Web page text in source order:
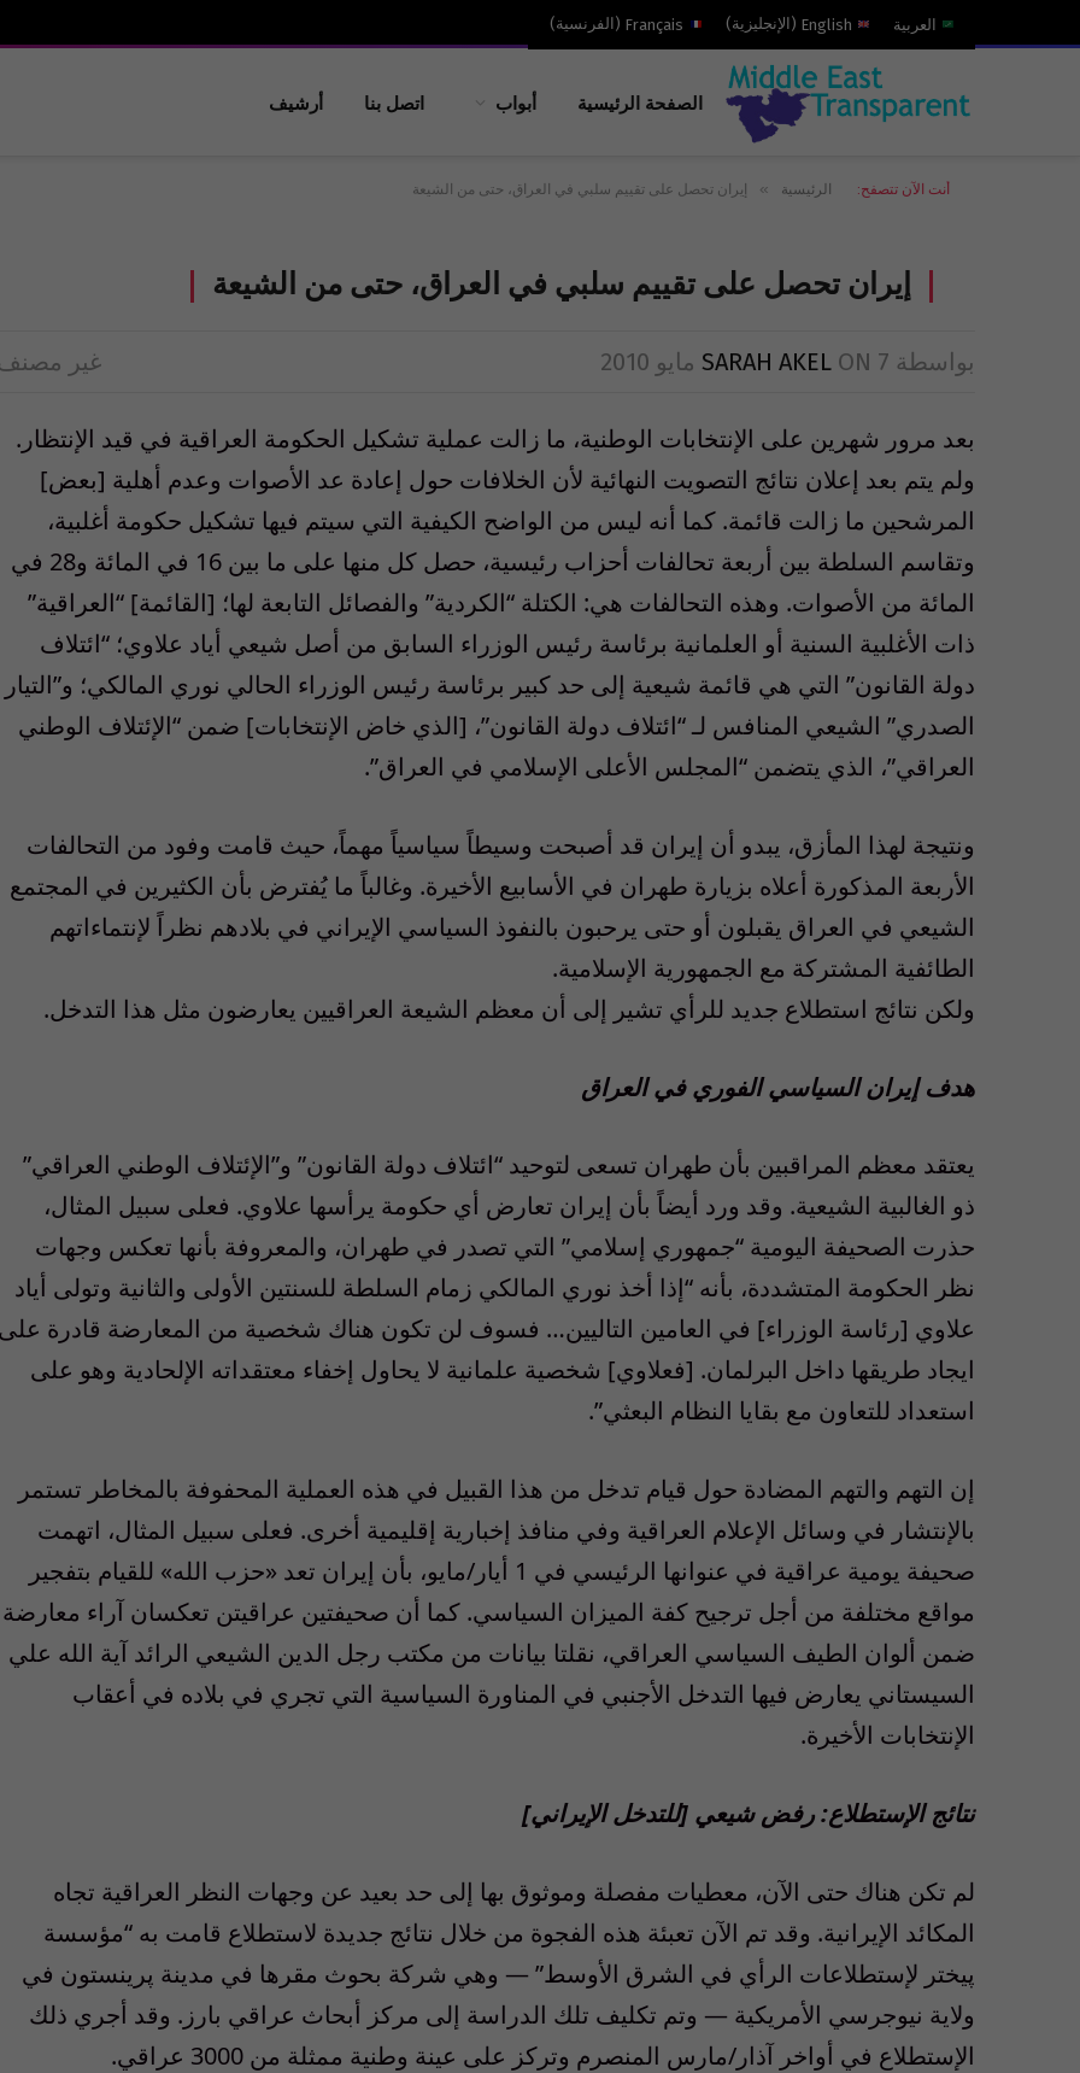
العربية English
( الإنجليزية)
Français
( الفرنسية)
الصفحة الرئيسية أبواب اتصل بنا أرشيف
أنت الآن تتصفح: الرئيسية » إيران تحصل على تقييم سلبي في العراق، حتى من الشيعة
إيران تحصل على تقييم سلبي في العراق، حتى من الشيعة
بواسطة SARAH AKEL ON 7 مايو 2010 غير
بعد مرور شهرين على الإنتخابات الوطنية، ما زالت عملية تشكيل الحكومة العراقية في قيد الإنتظار.
ولم يتم بعد إعلان نتائج التصويت النهائية لأن الخلافات حول إعادة عد الأصوات وعدم أهلية [بعض]
المرشحين ما زالت قائمة. كما أنه ليس من الواضح الكيفية التي سيتم فيها تشكيل حكومة أغلبية،
وتقاسم السلطة بين أربعة تحالفات أحزاب رئيسية، حصل كل منها على ما بين 16 في المائة و28 في
المائة من الأصوات. وهذه التحالفات هي: الكتلة “الكردية” والفصائل التابعة لها؛ [القائمة] “العراقية”
ذات الأغلبية السنية أو العلمانية برئاسة رئيس الوزراء السابق من أصل شيعي أياد علاوي؛ “ائتلاف
دولة القانون” التي هي قائمة شيعية إلى حد كبير برئاسة رئيس الوزراء الحالي نوري المالكي؛ و”التيار
الصدري” الشيعي المنافس لـ “ائتلاف دولة القانون”، [الذي خاض الإنتخابات] ضمن “الإئتلاف الوطني
العراقي”، الذي يتضمن “المجلس الأعلى الإسلامي في العراق”.
ونتيجة لهذا المأزق، يبدو أن إيران قد أصبحت وسيطاً سياسياً مهماً، حيث قامت وفود من التحالفات
الأربعة المذكورة أعلاه بزيارة طهران في الأسابيع الأخيرة. وغالباً ما يُفترض بأن الكثيرين في المجتمع
الشيعي في العراق يقبلون أو حتى يرحبون بالنفوذ السياسي الإيراني في بلادهم نظراً لإنتماءاتهم
الطائفية المشتركة مع الجمهورية الإسلامية.
ولكن نتائج استطلاع جديد للرأي تشير إلى أن معظم الشيعة العراقيين يعارضون مثل هذا التدخل.
هدف إيران السياسي الفوري في العراق
يعتقد معظم المراقبين بأن طهران تسعى لتوحيد “ائتلاف دولة القانون” و”الإئتلاف الوطني العراقي”
ذو الغالبية الشيعية. وقد ورد أيضاً بأن إيران تعارض أي حكومة يرأسها علاوي. فعلى سبيل المثال،
حذرت الصحيفة اليومية “جمهوري إسلامي” التي تصدر في طهران، والمعروفة بأنها تعكس وجهات
نظر الحكومة المتشددة، بأنه “إذا أخذ نوري المالكي زمام السلطة للسنتين الأولى والثانية وتولى أياد
علاوي [رئاسة الوزراء] في العامين التاليين… فسوف لن تكون هناك شخصية من المعارضة قادرة على
ايجاد طريقها داخل البرلمان. [فعلاوي] شخصية علمانية لا يحاول إخفاء معتقداته الإلحادية وهو على
استعداد للتعاون مع بقايا النظام البعثي”.
إن التهم والتهم المضادة حول قيام تدخل من هذا القبيل في هذه العملية المحفوفة بالمخاطر تستمر
بالإنتشار في وسائل الإعلام العراقية وفي منافذ إخبارية إقليمية أخرى. فعلى سبيل المثال، اتهمت
صحيفة يومية عراقية في عنوانها الرئيسي في 1 أيار/مايو، بأن إيران تعد «حزب الله» للقيام بتفجير
مواقع مختلفة من أجل ترجيح كفة الميزان السياسي. كما أن صحيفتين عراقيتن تعكسان آراء معارضة
ضمن ألوان الطيف السياسي العراقي، نقلتا بيانات من مكتب رجل الدين الشيعي الرائد آية الله علي
السيستاني يعارض فيها التدخل الأجنبي في المناورة السياسية التي تجري في بلاده في أعقاب
الإنتخابات الأخيرة.
نتائج الإستطلاع: رفض شيعي [للتدخل الإيراني]
لم تكن هناك حتى الآن، معطيات مفصلة وموثوق بها إلى حد بعيد عن وجهات النظر العراقية تجاه
المكائد الإيرانية. وقد تم الآن تعبئة هذه الفجوة من خلال نتائج جديدة لاستطلاع قامت به “مؤسسة
پيختر لإستطلاعات الرأي في الشرق الأوسط” — وهي شركة بحوث مقرها في مدينة پرينستون في
ولاية نيوجرسي الأمريكية — وتم تكليف تلك الدراسة إلى مركز أبحاث عراقي بارز. وقد أجري ذلك
الإستطلاع في أواخر آذار/مارس المنصرم وتركز على عينة وطنية ممثلة من 3000 عراقي.